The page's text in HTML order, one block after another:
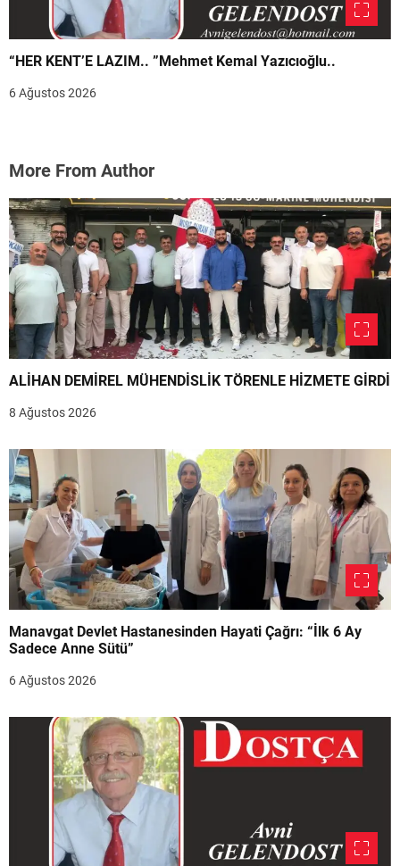
“HER KENT’E LAZIM.. ”Mehmet Kemal Yazıcıoğlu..
6 Ağustos 2026
More From Author
ALİHAN DEMİREL MÜHENDİSLİK TÖRENLE HİZMETE GİRDİ
8 Ağustos 2026
Manavgat Devlet Hastanesinden Hayati Çağrı: “İlk 6 Ay
Sadece Anne Sütü”
6 Ağustos 2026